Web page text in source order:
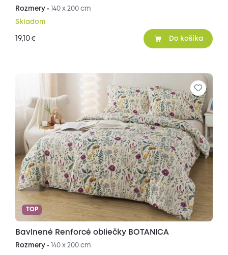
Rozmery • 140 x 200 cm
Skladom
19,10€ Do košíka
TOP
Bavlnené Renforcé obliečky BOTANICA
Rozmery • 140 x 200 cm